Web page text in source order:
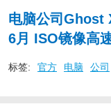
电脑公司Ghost
6月 ISO镜像高
标签: 官方 电脑 公司